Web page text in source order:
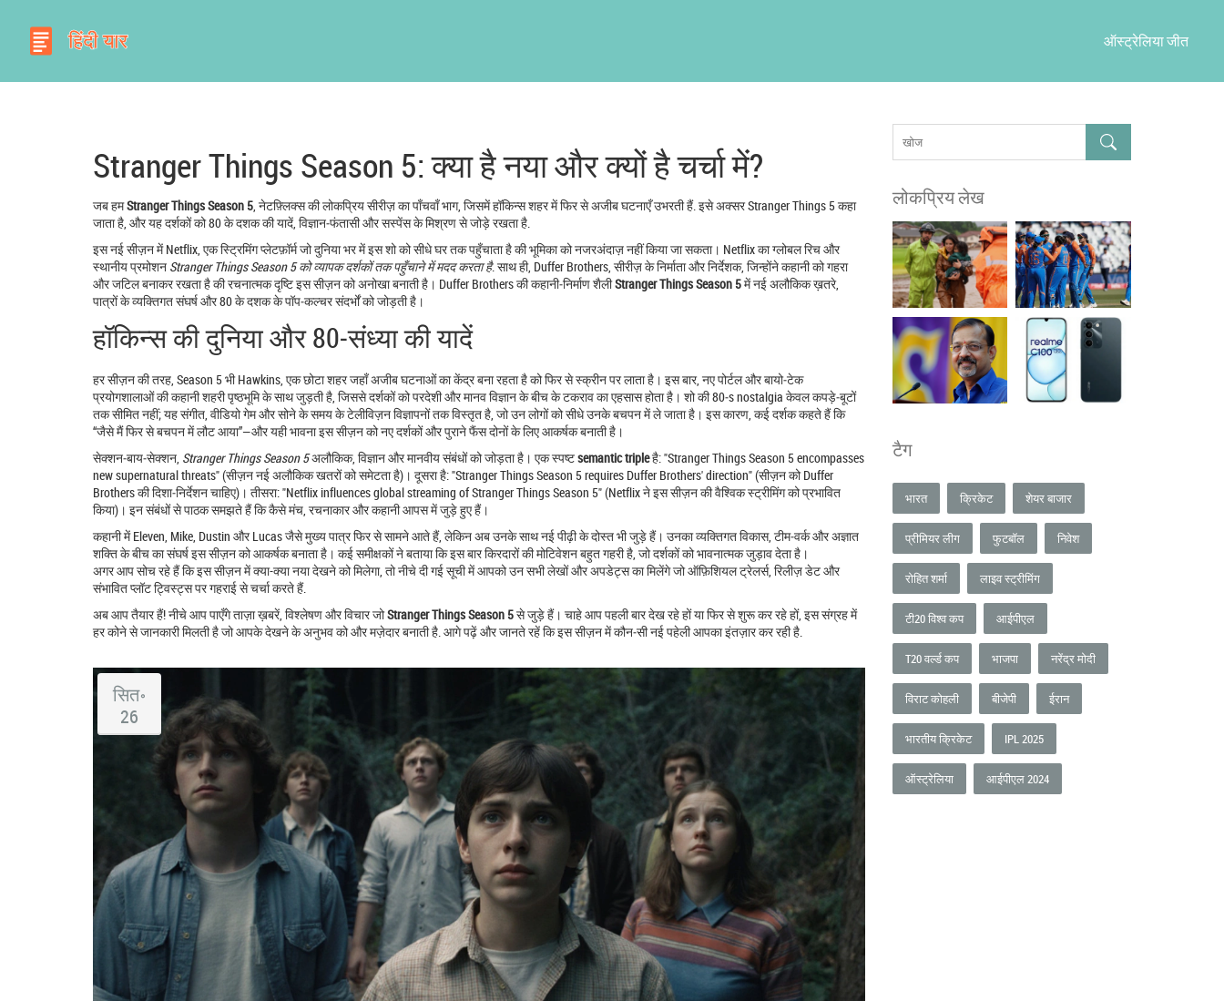
ऑस्ट्रेलिया जीत
Stranger Things Season 5: क्या है नया और क्यों है चर्चा में?
जब हमStranger Things Season 5 नेटफ़्लिक्स की लोकप्रिय सीरीज़ का पाँचवाँ भाग, जिसमें हॉकिन्स शहर में फिर से अजीब घटनाएँ उभरती हैं. इसे अक्सरStranger Things 5कहा
जाता है, और यह दर्शकों को 80 के दशक की यादें, विज्ञान‑फंतासी और सस्पेंस के मिश्रण से जोड़े रखता है.
इस नई सीज़न मेंNetflix एक स्ट्रिमिंग प्लेटफ़ॉर्म जो दुनिया भर में इस शो को सीधे घर तक पहुँचाता हैकी भूमिका को नजरअंदाज़ नहीं किया जा सकता। Netflix का ग्लोबल रिच और
स्थानीय प्रमोशन Stranger Things Season 5 को व्यापक दर्शकों तक पहुँचाने में मदद करता है. साथ ही, Duffer Brothers सीरीज़ के निर्माता और निर्देशक, जिन्होंने कहानी को गहरा
और जटिल बनाकर रखता हैकी रचनात्मक दृष्टि इस सीज़न को अनोखा बनाती है। Duffer Brothers की कहानी‑निर्माण शैलीStranger Things Season 5में नई अलौकिक ख़तरे,
पात्रों के व्यक्तिगत संघर्ष और 80 के दशक के पॉप‑कल्चर संदर्भों को जोड़ती है।
हॉकिन्स की दुनिया और 80‑संध्या की यादें
हर सीज़न की तरह, Season 5 भीHawkins एक छोटा शहर जहाँ अजीब घटनाओं का केंद्र बना रहता हैको फिर से स्क्रीन पर लाता है। इस बार, नए पोर्टल और बायो‑टेक
प्रयोगशालाओं की कहानी शहरी पृष्ठभूमि के साथ जुड़ती है, जिससे दर्शकों को परदेशी और मानव विज्ञान के बीच के टकराव का एहसास होता है। शो की 80‑s nostalgia केवल कपड़े‑बूटों
तक सीमित नहीं; यह संगीत, वीडियो गेम और सोने के समय के टेलीविज़न विज्ञापनों तक विस्तृत है, जो उन लोगों को सीधे उनके बचपन में ले जाता है। इस कारण, कई दर्शक कहते हैं कि
“जैसे मैं फिर से बचपन में लौट आया”—और यही भावना इस सीज़न को नए दर्शकों और पुराने फैंस दोनों के लिए आकर्षक बनाती है।
सेक्शन‑बाय‑सेक्शन, Stranger Things Season 5अलौकिक, विज्ञान और मानवीय संबंधों को जोड़ता है। एक स्पष्टsemantic tripleहै: "Stranger Things Season 5 encompasses
new supernatural threats" (सीज़न नई अलौकिक खतरों को समेटता है)। दूसरा है: "Stranger Things Season 5 requires Duffer Brothers' direction" (सीज़न को Duffer
Brothers की दिशा‑निर्देशन चाहिए)। तीसरा: "Netflix influences global streaming of Stranger Things Season 5" (Netflix ने इस सीज़न की वैश्विक स्ट्रीमिंग को प्रभावित
किया)। इन संबंधों से पाठक समझते हैं कि कैसे मंच, रचनाकार और कहानी आपस में जुड़े हुए हैं।
कहानी में Eleven, Mike, Dustin और Lucas जैसे मुख्य पात्र फिर से सामने आते हैं, लेकिन अब उनके साथ नई पीढ़ी के दोस्त भी जुड़े हैं। उनका व्यक्तिगत विकास, टीम‑वर्क और अज्ञात
शक्ति के बीच का संघर्ष इस सीज़न को आकर्षक बनाता है। कई समीक्षकों ने बताया कि इस बार किरदारों की मोटिवेशन बहुत गहरी है, जो दर्शकों को भावनात्मक जुड़ाव देता है।
अगर आप सोच रहे हैं कि इस सीज़न में क्या-क्या नया देखने को मिलेगा, तो नीचे दी गई सूची में आपको उन सभी लेखों और अपडेट्स का मिलेंगे जो ऑफ़िशियल ट्रेलर्स, रिलीज़ डेट और
संभावित प्लॉट ट्विस्ट्स पर गहराई से चर्चा करते हैं.
अब आप तैयार हैं! नीचे आप पाएँगे ताज़ा ख़बरें, विश्लेषण और विचार जोStranger Things Season 5से जुड़े हैं। चाहे आप पहली बार देख रहे हों या फिर से शुरू कर रहे हों, इस संग्रह में
हर कोने से जानकारी मिलती है जो आपके देखने के अनुभव को और मज़ेदार बनाती है. आगे पढ़ें और जानते रहें कि इस सीज़न में कौन‑सी नई पहेली आपका इंतज़ार कर रही है.
सित॰
26
लोकप्रिय लेख
टैग
भारत क्रिकेट शेयर बाजार
प्रीमियर लीग फुटबॉल निवेश
रोहित शर्मा लाइव स्ट्रीमिंग
टी20 विश्व कप आईपीएल
T20 वर्ल्ड कप भाजपा नरेंद्र मोदी
विराट कोहली बीजेपी ईरान
भारतीय क्रिकेट IPL 2025
ऑस्ट्रेलिया आईपीएल 2024